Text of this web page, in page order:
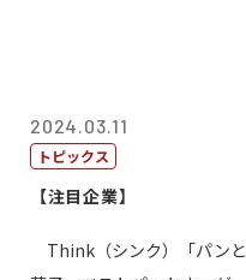
2024.03.11
トピックス
【注目企業】
Think（シンク）「パンと